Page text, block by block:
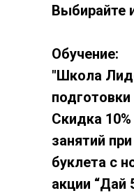
Выбирайте
Обучение:
"Школа
Скидка
занятий
буклета с
акции “Дай